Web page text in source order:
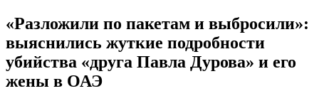
«Разложили по пакетам и выбросили»:
выяснились жуткие подробности
убийства «друга Павла Дурова» и его
жены в ОАЭ